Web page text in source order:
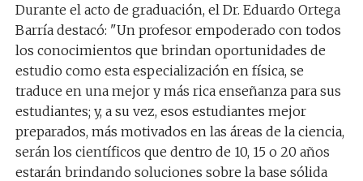
Durante el acto de graduación, el Dr. Eduardo Ortega
Barría destacó: "Un profesor empoderado con todos
los conocimientos que brindan oportunidades de
estudio como esta especialización en física, se
traduce en una mejor y más rica enseñanza para sus
estudiantes; y, a su vez, esos estudiantes mejor
preparados, más motivados en las áreas de la ciencia,
serán los científicos que dentro de 10, 15 o 20 años
estarán brindando soluciones sobre la base sólida